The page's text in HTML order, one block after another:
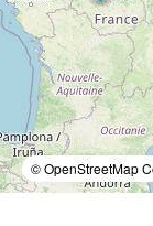
© OpenStreetMap